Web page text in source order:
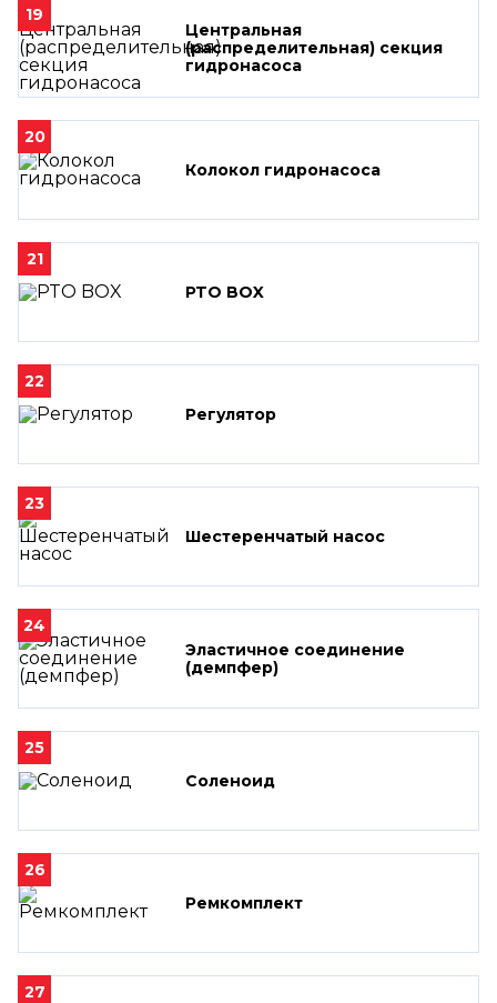
19
Центральная
(распределительная) секция
гидронасоса
20
Колокол гидронасоса
21
PTO BOX
22
Регулятор
23
Шестеренчатый насос
24
Эластичное соединение
(демпфер)
25
Соленоид
26
Ремкомплект
27